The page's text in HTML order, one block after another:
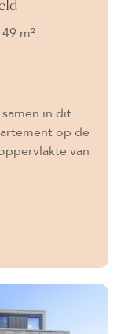
m²
in dit
op de
van